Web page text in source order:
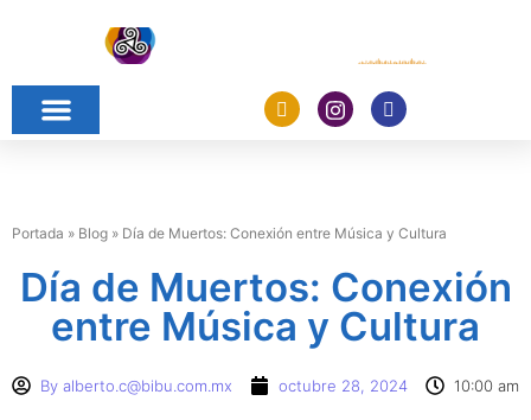
Portada » Blog » Día de Muertos: Conexión entre Música y Cultura
Día de Muertos: Conexión
entre Música y Cultura
By alberto.c@bibu.com.mx octubre 28, 2024 10:00 am